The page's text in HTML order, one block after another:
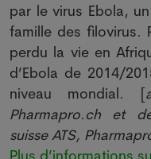
par le virus Ebola,
famille des filovirus.
perdu la vie en
d’Ebola de 2014/
niveau mondial. [
Pharmapro.ch et
suisse ATS,
Plus d’informations